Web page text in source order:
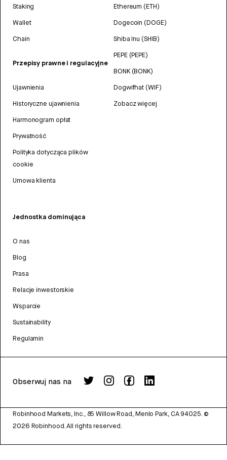
Staking
Wallet
Chain
Przepisy prawne i regulacyjne
Ujawnienia
Historyczne ujawnienia
Harmonogram opłat
Prywatność
Polityka dotycząca plików
cookie
Umowa klienta
Ethereum (ETH)
Dogecoin (DOGE)
Shiba Inu (SHIB)
PEPE (PEPE)
BONK (BONK)
Dogwifhat (WIF)
Zobacz więcej
Jednostka dominująca
O nas
Blog
Prasa
Relacje inwestorskie
Wsparcie
Sustainability
Regulamin
Obserwuj nas na
Robinhood Markets, Inc., 85 Willow Road, Menlo Park, CA 94025. ©
2026 Robinhood. All rights reserved.